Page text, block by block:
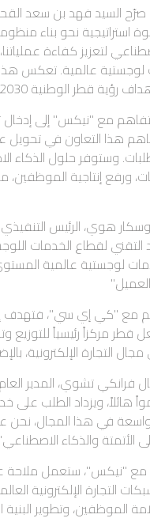
صرّح السيد فهد بن سعد
نحو بناء
لتعزيز كفاءة
عالمية. تعكس هذه
رؤية قطر الوطنية 2030."
مع "نيكس" إلى إدخال
هذا التعاون في تحويل
وستوفر حلول
ورفع إنتاجية
هوي، الرئيس
لقطاع الخدمات
لوجستية عالمية
مع "كي إي سي"، فتهدف
قطر مركزاً رئيسياً
التجارة الإلكترونية،
فرانكي تشوي، المدير
هائلاً، ويزداد الطلب
في هذا المجال،
الأتمتة والذكاء
"نيكس"، ستعمل ملاحة
التجارة الإلكترونية
الموظفين، وتطوير